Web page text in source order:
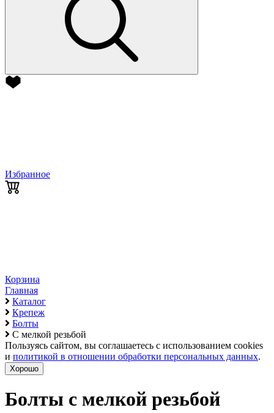
Избранное
Корзина
Главная
Каталог
Крепеж
Болты
С мелкой резьбой
Пользуясь сайтом, вы соглашаетесь с использованием cookies
и политикой в отношении обработки персональных данных.
Хорошо
Болты с мелкой резьбой